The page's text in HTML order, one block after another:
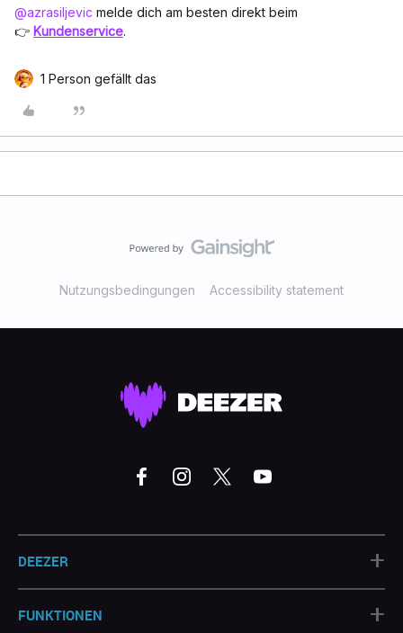
@azrasiljevic melde dich am besten direkt beim
👉 Kundenservice.
1 Person gefällt das
Nutzungsbedingungen Accessibility statement
DEEZER +
FUNKTIONEN +